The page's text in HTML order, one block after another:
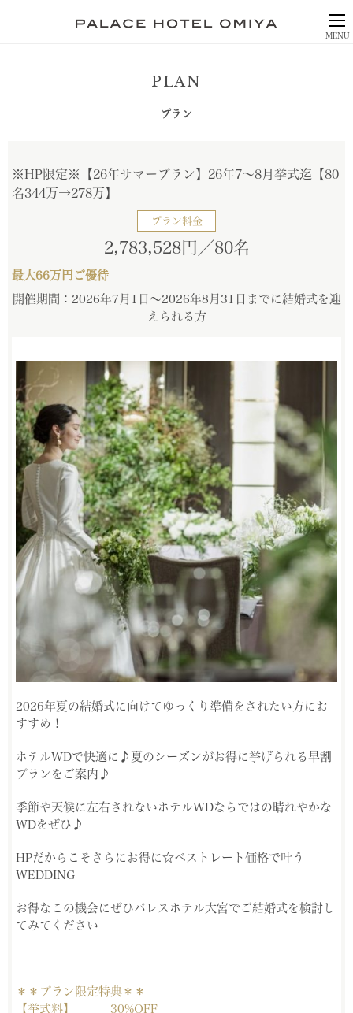
MENU
PLAN
プラン
※HP限定※【26年サマープラン】26年7～8月挙式迄【80
名344万→278万】
プラン料金
2,783,528円／80名
最大66万円ご優待
開催期間：2026年7月1日～2026年8月31日までに結婚式を迎
えられる方
2026年夏の結婚式に向けてゆっくり準備をされたい方にお
すすめ！
ホテルWDで快適に♪夏のシーズンがお得に挙げられる早割
プランをご案内♪
季節や天候に左右されないホテルWDならではの晴れやかな
WDをぜひ♪
HPだからこそさらにお得に☆ベストレート価格で叶う
WEDDING
お得なこの機会にぜひパレスホテル大宮でご結婚式を検討し
てみてください
＊＊プラン限定特典＊＊
【挙式料】 30%OFF